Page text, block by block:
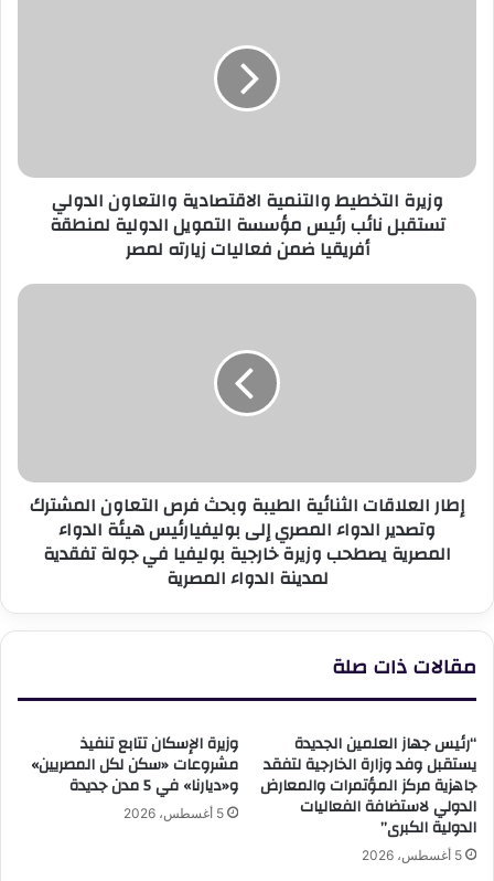
رئيس
مؤسسة
التمويل
أفريقيا
وزيرة التخطيط والتنمية الاقتصادية والتعاون الدولي
تستقبل نائب رئيس مؤسسة التمويل الدولية لمنطقة
أفريقيا ضمن فعاليات زيارته لمصر
إطار
وتصدير
الدواء
المصري
الدواء
يصطحب
بوليفيا
في
جولة
تفقدية
لمدينة
الدواء
إطار العلاقات الثنائية الطيبة وبحث فرص التعاون المشترك
وتصدير الدواء المصري إلى بوليفيارئيس هيئة الدواء
المصرية يصطحب وزيرة خارجية بوليفيا في جولة تفقدية
لمدينة الدواء المصرية
مقالات ذات صلة
“رئيس جهاز العلمين الجديدة
يستقبل وفد وزارة الخارجية لتفقد
جاهزية مركز المؤتمرات والمعارض
الدولي لاستضافة الفعاليات
الدولية الكبرى”
5 أغسطس، 2026
وزيرة الإسكان تتابع تنفيذ
مشروعات «سكن لكل المصريين»
و«ديارنا» في 5 مدن جديدة
5 أغسطس، 2026